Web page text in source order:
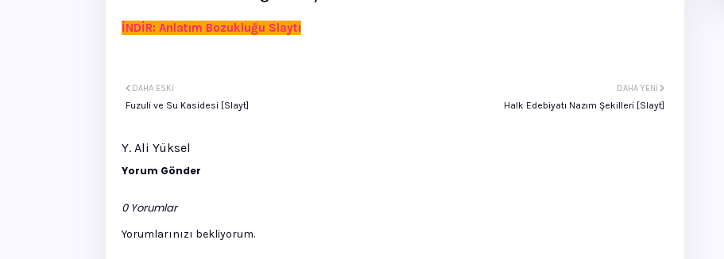
İNDİR: Anlatım Bozukluğu Slaytı
DAHA YENI
Halk Edebiyatı Nazım Şekilleri [Slayt]
DAHA ESKI
Fuzuli ve Su Kasidesi [Slayt]
Y. Ali Yüksel
Yorum Gönder
0 Yorumlar
Yorumlarınızı bekliyorum.